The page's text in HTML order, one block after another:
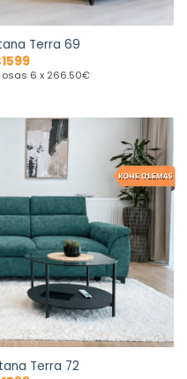
Terra 69
1599
6 x 266.50€
Terra 72